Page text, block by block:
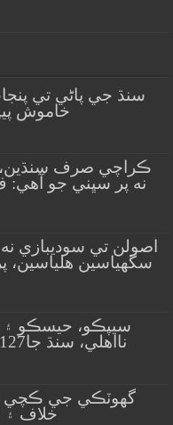
سنڌ جي پاڻي تي
خاموش
ڪراچي صرف سنڌين،
نه پر سڀني جو آهي:
سگهياسين هلياسين،
سيپڪو، حيسڪو
نااهلي، سنڌ جا127 ارب رپيا ٻڏي ويا؟
گهوٽڪي جي ڪچي ۾
خلاف ۽